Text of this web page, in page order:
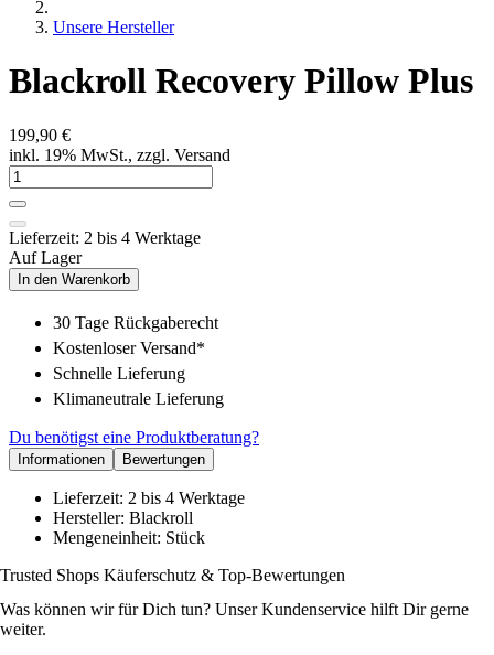
Unsere Hersteller
Blackroll Recovery Pillow Plus
199,90 €
inkl. 19% MwSt., zzgl. Versand
Lieferzeit: 2 bis 4 Werktage
Auf Lager
In den Warenkorb
30 Tage Rückgaberecht
Kostenloser Versand*
Schnelle Lieferung
Klimaneutrale Lieferung
Du benötigst eine Produktberatung?
Informationen Bewertungen
Lieferzeit: 2 bis 4 Werktage
Hersteller: Blackroll
Mengeneinheit: Stück
Trusted Shops Käuferschutz & Top-Bewertungen
Was können wir für Dich tun? Unser Kundenservice hilft Dir gerne
weiter.